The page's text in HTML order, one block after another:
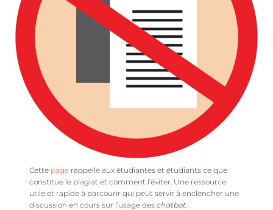
Cette page rappelle aux étudiantes et étudiants ce que
constitue le plagiat et comment l’éviter. Une ressource
utile et rapide à parcourir qui peut servir à enclencher une
discussion en cours sur l’usage deschatbot